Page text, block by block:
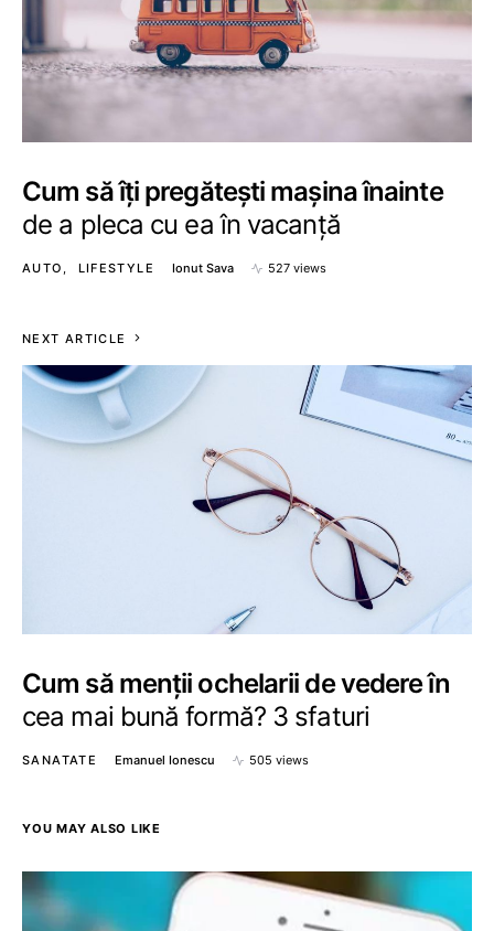
Cum să îți pregătești mașina înainte
de a pleca cu ea în vacanță
AUTO LIFESTYLE Ionut Sava 527 views
NEXT ARTICLE
Cum să menții ochelarii de vedere în
cea mai bună formă? 3 sfaturi
SANATATE Emanuel Ionescu 505 views
YOU MAY ALSO LIKE